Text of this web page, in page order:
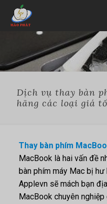
Dịch vụ thay bàn
hãng các loại giá
Thay bàn phím
MacBook là hai vấn đề
bàn phím máy Mac bị hư
Applevn sẽ mách bạn
MacBook chuyên